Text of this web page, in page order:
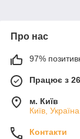
Про нас
97%
Працює з
м. Київ
Київ, Україна
Контакти